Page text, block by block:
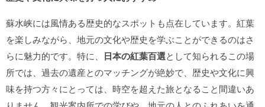
蘇水峡には風情ある歴史的なスポットも点在しています。紅葉
を楽しみながら、地元の文化や歴史を学ぶことができるのはさ
らに魅力的です。特に、 日本の紅葉百選として知られるこの場
所では、過去の遺産とのマッチングが絶妙で、歴史や文化に興
味を持つ方々にとっては、時空を超えた旅となること間違いあ